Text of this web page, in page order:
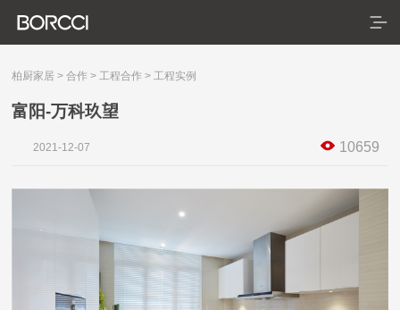
柏厨家居 >合作 >工程合作 >工程实例
富阳-万科玖望
2021-12-07 10659